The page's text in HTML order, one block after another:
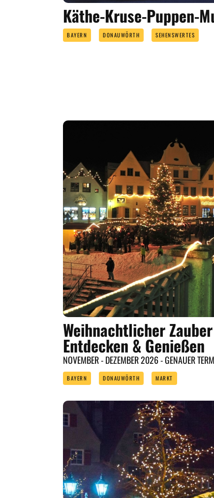
Käthe-Kruse-Puppen-
BAYERN DONAUWÖRTH SEHENSWERTES
Weihnachtlicher
Entdecken & Genießen
NOVEMBER - DEZEMBER 2026 - GENAUER
BAYERN DONAUWÖRTH MARKT